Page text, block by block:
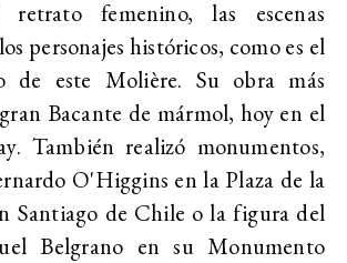
retrato femenino, las escenas
personajes históricos, como es el
de este Molière. Su obra más
Bacante de mármol, hoy en el
También realizó monumentos,
O'Higgins en la Plaza de la
Santiago de Chile o la figura del
Belgrano en su Monumento